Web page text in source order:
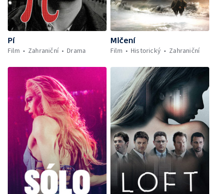
Pí
Film
Zahraniční Drama
Mlčení
Film
Historický Zahraniční